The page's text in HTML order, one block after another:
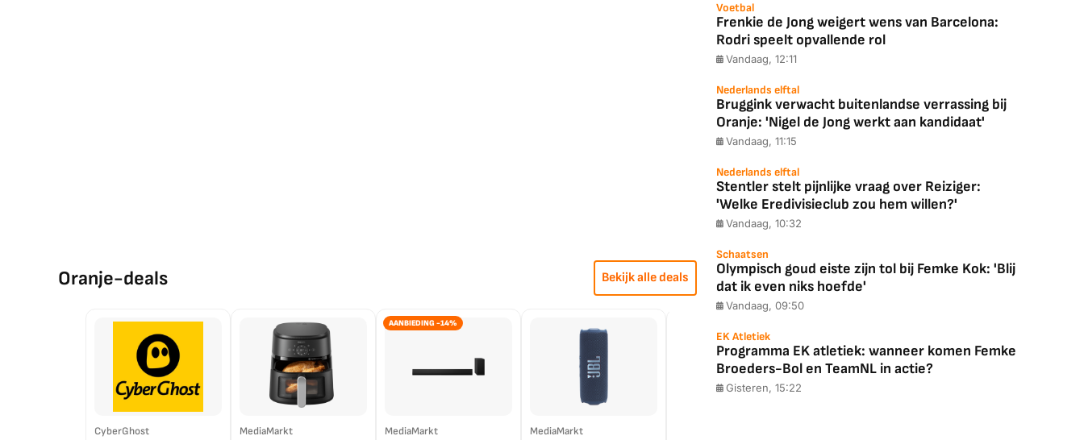
Oranje-deals Bekijk alle deals
CyberGhost MediaMarkt
AANBIEDING -14%
MediaMarkt MediaMarkt
Voetbal
Frenkie de Jong weigert wens van Barcelona:
Rodri speelt opvallende rol
Vandaag, 12:11
Nederlands elftal
Bruggink verwacht buitenlandse verrassing bij
Oranje: 'Nigel de Jong werkt aan kandidaat'
Vandaag, 11:15
Nederlands elftal
Stentler stelt pijnlijke vraag over Reiziger:
'Welke Eredivisieclub zou hem willen?'
Vandaag, 10:32
Schaatsen
Olympisch goud eiste zijn tol bij Femke Kok: 'Blij
dat ik even niks hoefde'
Vandaag, 09:50
EK Atletiek
Programma EK atletiek: wanneer komen Femke
Broeders-Bol en TeamNL in actie?
Gisteren, 15:22